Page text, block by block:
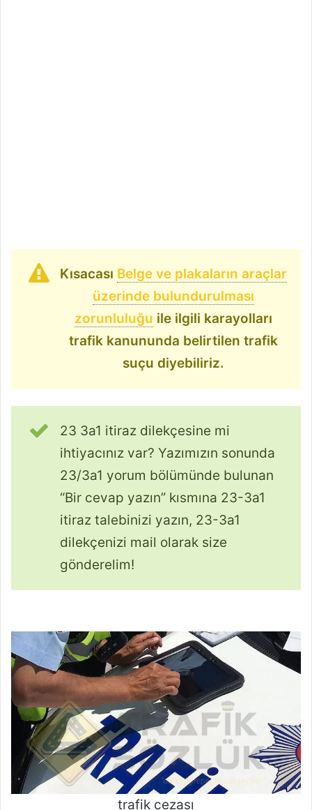
Kısacası Belge ve plakaların araçlar
üzerinde bulundurulması
zorunluluğu ile ilgili karayolları
trafik kanununda belirtilen trafik
suçu diyebiliriz.
23 3a1 itiraz dilekçesine mi
ihtiyacınız var? Yazımızın sonunda
23/3a1 yorum bölümünde bulunan
“Bir cevap yazın” kısmına 23-3a1
itiraz talebinizi yazın, 23-3a1
dilekçenizi mail olarak size
gönderelim!
trafik cezası